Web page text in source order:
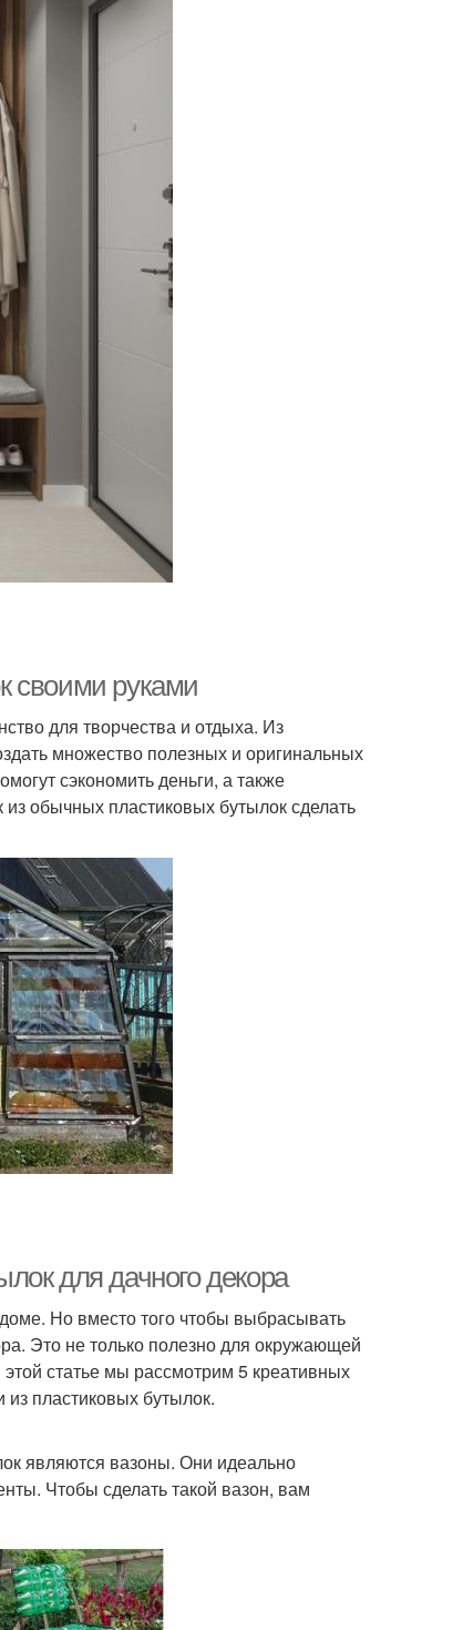
своими руками
для творчества и отдыха. Из
множество полезных и оригинальных
сэкономить деньги, а также
обычных пластиковых бутылок сделать
для дачного декора
Но вместо того чтобы выбрасывать
Это не только полезно для окружающей
статье мы рассмотрим 5 креативных
пластиковых бутылок.
являются вазоны. Они идеально
Чтобы сделать такой вазон, вам